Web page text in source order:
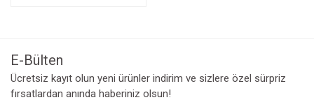
E-Bülten
Ücretsiz kayıt olun yeni ürünler indirim ve sizlere özel sürpriz
fırsatlardan anında haberiniz olsun!